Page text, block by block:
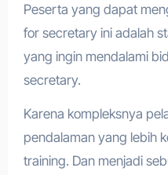
Peserta yang dapat
for secretary ini adalah
yang ingin mendalami
secretary.
Karena kompleksnya
pendalaman yang lebih
training. Dan menjadi